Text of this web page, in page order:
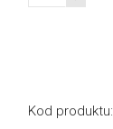
Kod produktu: